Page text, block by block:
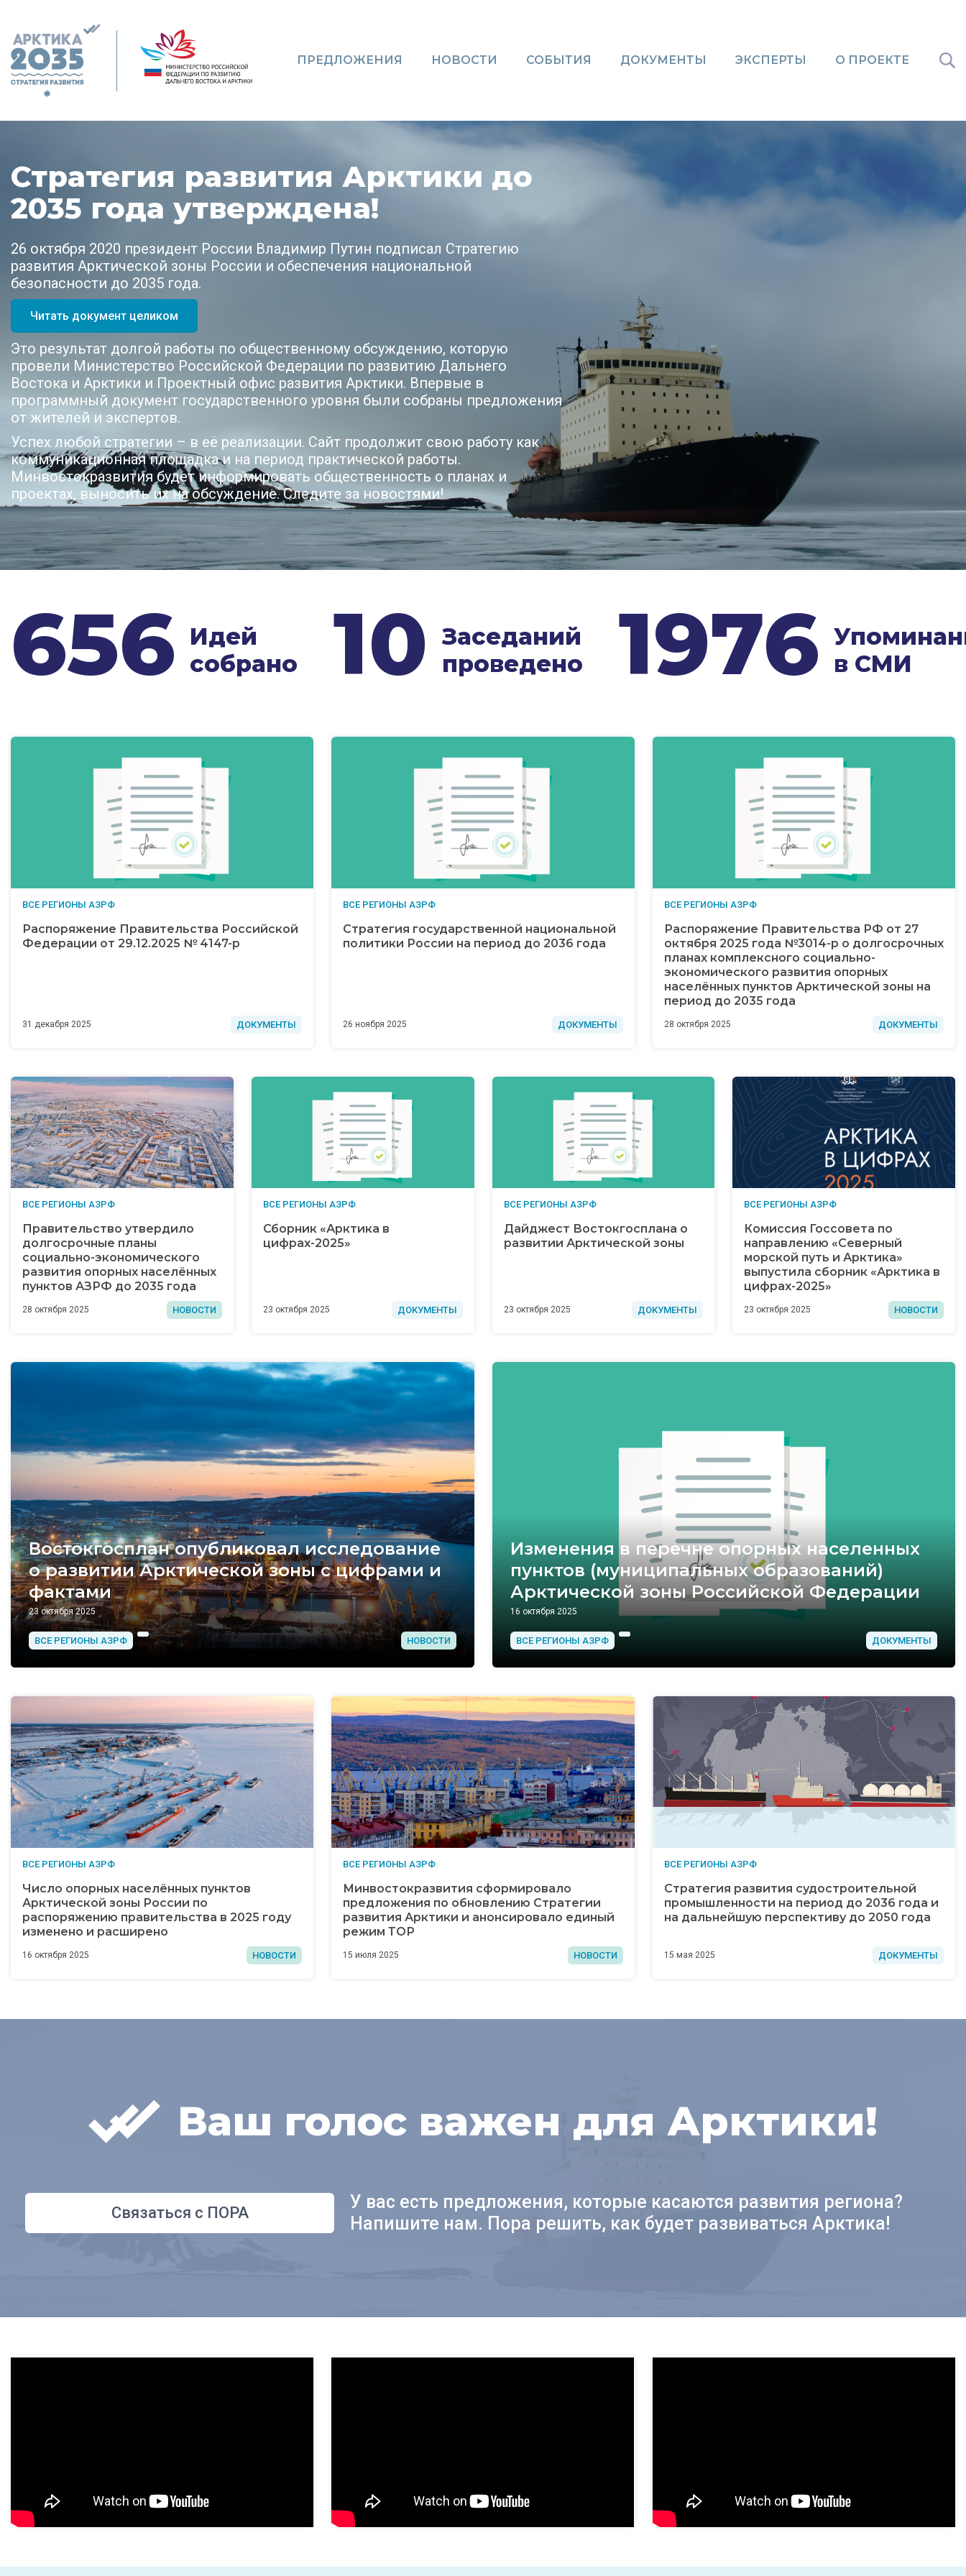
ПРЕДЛОЖЕНИЯ НОВОСТИ СОБЫТИЯ ДОКУМЕНТЫ ЭКСПЕРТЫ О ПРОЕКТЕ
Стратегия развития Арктики до
2035 года утверждена!
26 октября 2020 президент России Владимир Путин подписал Стратегию
развития Арктической зоны России и обеспечения национальной
безопасности до 2035 года.
Читать документ целиком
Это результат долгой работы по общественному обсуждению, которую
провели Министерство Российской Федерации по развитию Дальнего
Востока и Арктики и Проектный офис развития Арктики. Впервые в
программный документ государственного уровня были собраны предложения
от жителей и экспертов.
Успех любой стратегии – в её реализации. Сайт продолжит свою работу как
коммуникационная площадка и на период практической работы.
Минвостокразвития будет информировать общественность о планах и
проектах, выносить их на обсуждение. Следите за новостями!
656
Идей
собрано
10
Заседаний
проведено
1976
в СМИ
ВСЕ РЕГИОНЫ АЗРФ
Распоряжение Правительства Российской
Федерации от 29.12.2025 № 4147-р
31 декабря 2025 ДОКУМЕНТЫ
ВСЕ РЕГИОНЫ АЗРФ
Стратегия государственной национальной
политики России на период до 2036 года
26 ноября 2025 ДОКУМЕНТЫ
ВСЕ РЕГИОНЫ АЗРФ
Распоряжение Правительства РФ от 27
октября 2025 года №3014-р о долгосрочных
планах комплексного социально-
экономического развития опорных
населённых пунктов Арктической зоны на
период до 2035 года
28 октября 2025 ДОКУМЕНТЫ
ВСЕ РЕГИОНЫ АЗРФ
Правительство утвердило
долгосрочные планы
социально-экономического
развития опорных населённых
пунктов АЗРФ до 2035 года
28 октября 2025 НОВОСТИ
ВСЕ РЕГИОНЫ АЗРФ
Сборник «Арктика в
цифрах-2025»
23 октября 2025 ДОКУМЕНТЫ
ВСЕ РЕГИОНЫ АЗРФ
Дайджест Востокгосплана о
развитии Арктической зоны
23 октября 2025 ДОКУМЕНТЫ
ВСЕ РЕГИОНЫ АЗРФ
Комиссия Госсовета по
направлению «Северный
морской путь и Арктика»
выпустила сборник «Арктика в
цифрах-2025»
23 октября 2025 НОВОСТИ
Востокгосплан опубликовал исследование
о развитии Арктической зоны с цифрами и
фактами
23 октября 2025
ВСЕ РЕГИОНЫ АЗРФ НОВОСТИ
Изменения в перечне опорных населенных
пунктов (муниципальных образований)
Арктической зоны Российской Федерации
16 октября 2025
ВСЕ РЕГИОНЫ АЗРФ ДОКУМЕНТЫ
ВСЕ РЕГИОНЫ АЗРФ
Число опорных населённых пунктов
Арктической зоны России по
распоряжению правительства в 2025 году
изменено и расширено
16 октября 2025 НОВОСТИ
ВСЕ РЕГИОНЫ АЗРФ
Минвостокразвития сформировало
предложения по обновлению Стратегии
развития Арктики и анонсировало единый
режим ТОР
15 июля 2025 НОВОСТИ
ВСЕ РЕГИОНЫ АЗРФ
Стратегия развития судостроительной
промышленности на период до 2036 года и
на дальнейшую перспективу до 2050 года
15 мая 2025 ДОКУМЕНТЫ
Ваш голос важен для Арктики!
Связаться с ПОРА
У вас есть предложения, которые касаются развития региона?
Напишите нам. Пора решить, как будет развиваться Арктика!